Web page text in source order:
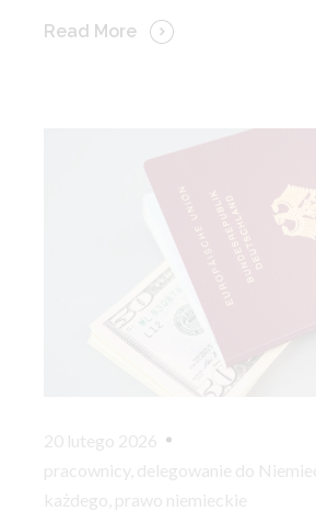
Read More
20 lutego 2026
pracownicy delegowanie do Niemiec
każdego prawo niemieckie